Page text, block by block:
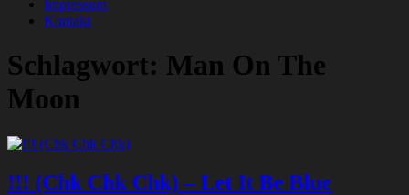
Impressum
Kontakt
Schlagwort: Man On The
Moon
!!! (Chk Chk Chk) – Let It Be Blue